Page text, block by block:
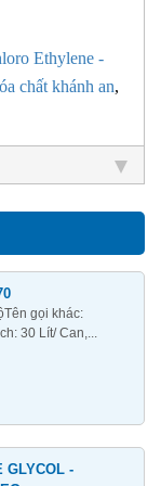
Ethylene -
chất khánh an,
gọi khác:
30 Lít/ Can,...
GLYCOL -